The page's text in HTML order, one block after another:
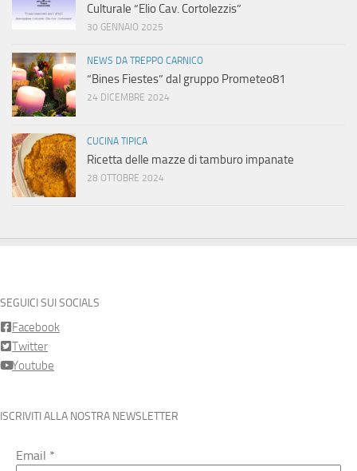
Culturale “Elio Cav. Cortolezzis”
30 GENNAIO 2025
NEWS DA TREPPO CARNICO
“Bines Fiestes” dal gruppo Prometeo81
24 DICEMBRE 2024
CUCINA TIPICA
Ricetta delle mazze di tamburo impanate
28 OTTOBRE 2024
SEGUICI SUI SOCIALS
Facebook
Twitter
Youtube
ISCRIVITI ALLA NOSTRA NEWSLETTER
Email *